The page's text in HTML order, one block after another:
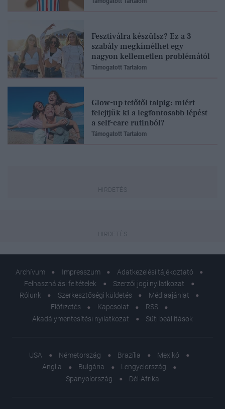
Fesztiválra készülsz? Ez a 3
szabály megkímélhet egy
nagyon kellemetlen problémától
Támogatott Tartalom
Glow-up tetőtől talpig: miért
felejtjük ki a legfontosabb lépést
a self-care rutinból?
Támogatott Tartalom
Archívum Impresszum
Adatkezelési tájékoztató
Felhasználási feltételek
Szerzői jogi nyilatkozat
Rólunk
Szerkesztőségi küldetés
Médiaajánlat
Előfizetés
Kapcsolat
RSS
Akadálymentesítési nyilatkozat
Süti beállítások
USA Németország Brazília
Mexikó
Anglia
Bulgária
Lengyelország
Spanyolország
Dél-Afrika